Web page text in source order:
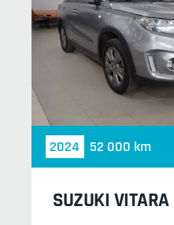
2024 52 000 km
SUZUKI VITARA